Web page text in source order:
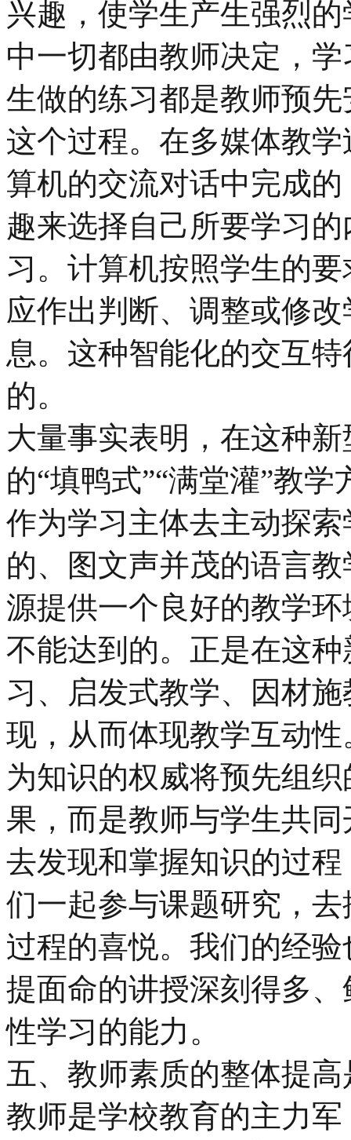
兴趣，使学生产生强烈
中一切都由教师决定，
生做的练习都是教师预
这个过程。在多媒体教
算机的交流对话中完成
趣来选择自己所要学习
习。计算机按照学生的
应作出判断、调整或修
息。这种智能化的交互
的。
大量事实表明，在这种
的“填鸭式”“满堂灌”教
作为学习主体去主动探
的、图文声并茂的语言
源提供一个良好的教学
不能达到的。正是在这
习、启发式教学、因材
现，从而体现教学互动
为知识的权威将预先组
果，而是教师与学生共
去发现和掌握知识的过
们一起参与课题研究，
过程的喜悦。我们的经
提面命的讲授深刻得多
性学习的能力。
五、教师素质的整体提
教师是学校教育的主力